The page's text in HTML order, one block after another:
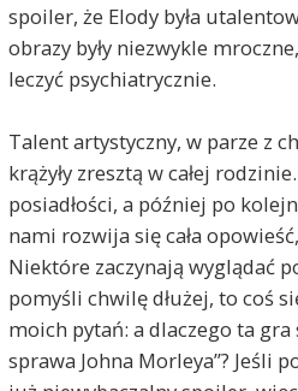
spoiler, że Elody była
obrazy były niezwykle
leczyć psychiatrycznie.
Talent artystyczny, w parze z
krążyły zresztą w całej
posiadłości, a później po
nami rozwija się cała
Niektóre zaczynają wyglądać
pomyśli chwilę dłużej, to coś
moich pytań: a dlaczego ta gra
sprawa Johna Morleya”? Jeśli